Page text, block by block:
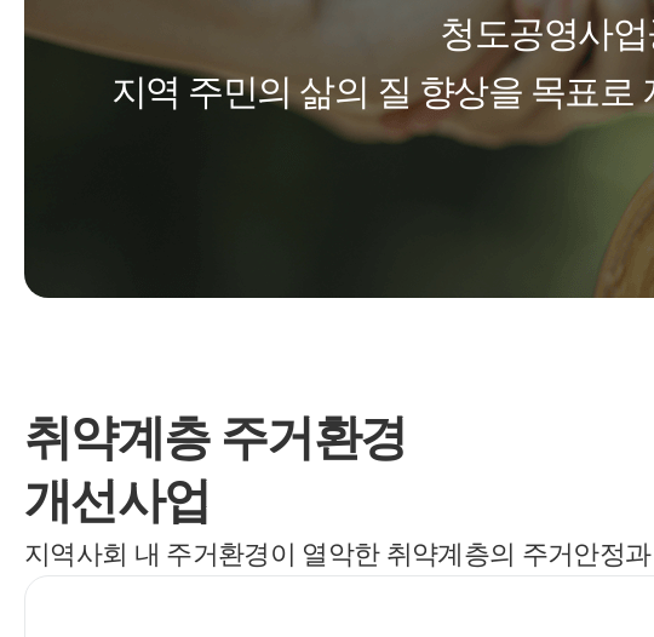
청도공영사
지역 주민의 삶의 질 향상을 목표
취약계층 주거환경
개선사업
지역사회 내 주거환경이 열악한 취약계층의 주거안정